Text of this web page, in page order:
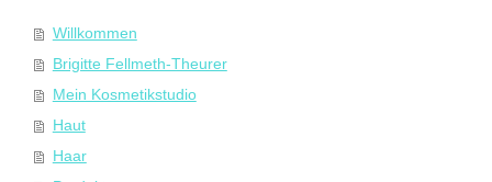
Willkommen
Brigitte Fellmeth-Theurer
Mein Kosmetikstudio
Haut
Haar